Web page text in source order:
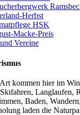
Herbst
HSK
Macke-Preis
Vereine
kommen hier im
Langlaufen,
Baden,
laden die